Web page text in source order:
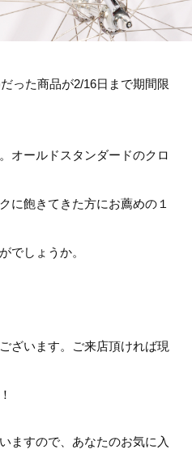
った商品が2/16日まで期間限
オールドスタンダードのクロ
に飽きてきた方にお薦めの１
でしょうか。
ざいます。ご来店頂ければ現
ますので、あなたのお気に入